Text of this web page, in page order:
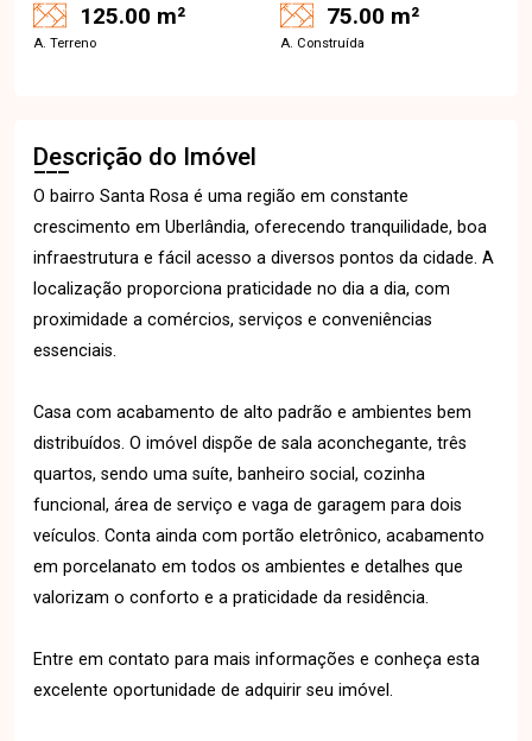
125.00 m²
A. Terreno
75.00 m²
A. Construída
Descrição do Imóvel
O bairro Santa Rosa é uma região em constante
crescimento em Uberlândia, oferecendo tranquilidade, boa
infraestrutura e fácil acesso a diversos pontos da cidade. A
localização proporciona praticidade no dia a dia, com
proximidade a comércios, serviços e conveniências
essenciais.
Casa com acabamento de alto padrão e ambientes bem
distribuídos. O imóvel dispõe de sala aconchegante, três
quartos, sendo uma suíte, banheiro social, cozinha
funcional, área de serviço e vaga de garagem para dois
veículos. Conta ainda com portão eletrônico, acabamento
em porcelanato em todos os ambientes e detalhes que
valorizam o conforto e a praticidade da residência.
Entre em contato para mais informações e conheça esta
excelente oportunidade de adquirir seu imóvel.